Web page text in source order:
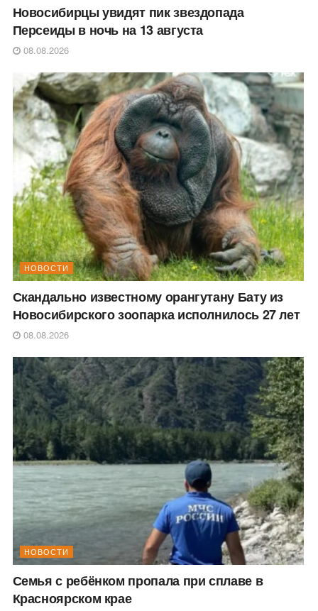
Новосибирцы увидят пик звездопада
Персеиды в ночь на 13 августа
08.08.2026
НОВОСТИ
Скандально известному орангутану Бату из
Новосибирского зоопарка исполнилось 27 лет
08.08.2026
НОВОСТИ
Семья с ребёнком пропала при сплаве в
Красноярском крае